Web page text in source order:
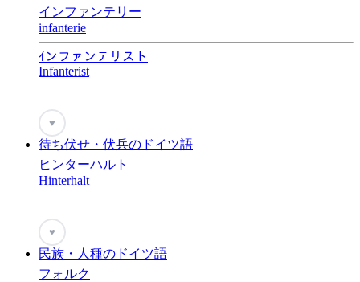
インファンテリー
infanterie
ｲンファンテリスト
Infanterist
♥
待ち伏せ・伏兵のドイツ語
ヒンターハルト
Hinterhalt
♥
民族・人種のドイツ語
フォルク